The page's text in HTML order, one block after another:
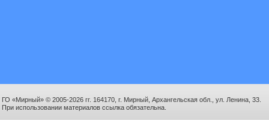
ГО «Мирный» © 2005-2026 гг. 164170, г. Мирный, Архангельская обл., ул. Ленина, 33.
При использовании материалов ссылка обязательна.